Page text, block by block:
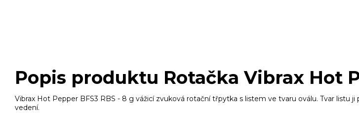
Popis produktu Rotačka Vibrax Hot
Vibrax Hot Pepper BFS3 RBS - 8 g vážicí zvuková rotační třpytka s listem ve tvaru oválu. Tvar
vedení.